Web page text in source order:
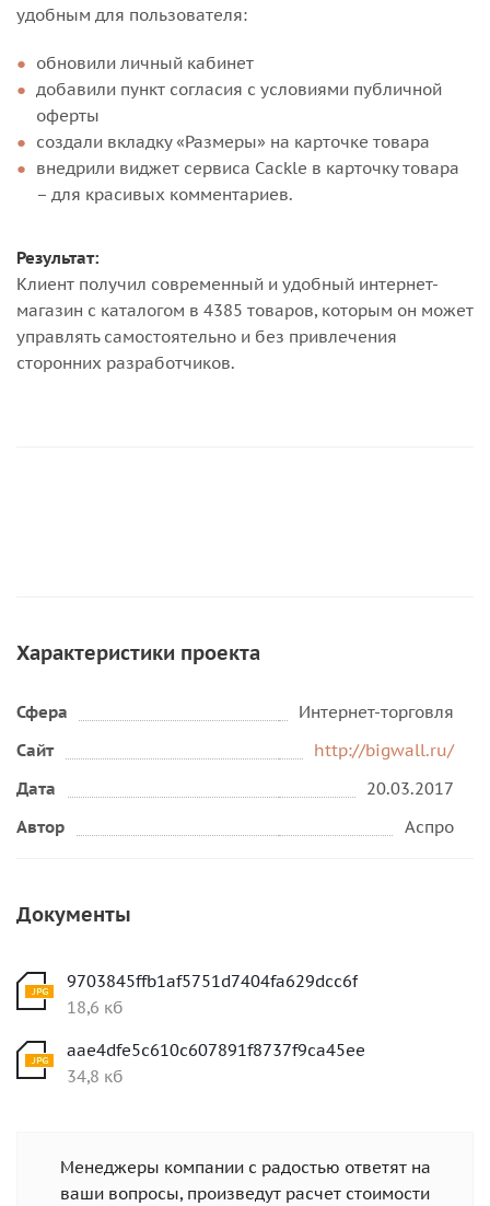
удобным для пользователя:
обновили личный кабинет
добавили пункт согласия с условиями публичной
оферты
создали вкладку «Размеры» на карточке товара
внедрили виджет сервиса Cackle в карточку товара
– для красивых комментариев.
Результат:
Клиент получил современный и удобный интернет-
магазин с каталогом в 4385 товаров, которым он может
управлять самостоятельно и без привлечения
сторонних разработчиков.
Характеристики проекта
Сфера
Интернет-торговля
Сайт
http://bigwall.ru/
Дата
20.03.2017
Автор
Аспро
Документы
9703845ffb1af5751d7404fa629dcc6f
18,6 кб
aae4dfe5c610c607891f8737f9ca45ee
34,8 кб
Менеджеры компании с радостью ответят на
ваши вопросы, произведут расчет стоимости